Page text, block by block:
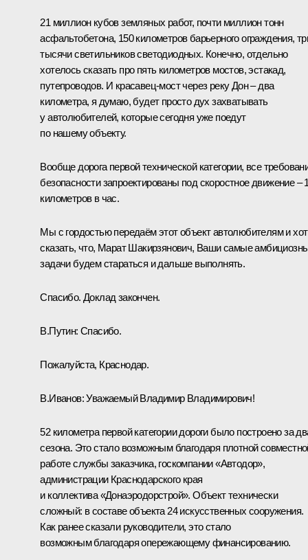
21 миллион кубов земляных работ, почти миллион тонн
асфальтобетона, 150 километров барьерного ограждения,
тысячи светильников светодиодных. Конечно, отдельно
хотелось сказать про пять километров мостов, эстакад,
путепроводов. И красавец-мост через реку Дон – два
километра, я думаю, будет просто дух захватывать
у автолюбителей, которые сегодня уже поедут
по нашему объекту.
Вообще дорога первой технической категории, все
безопасности запроектированы под скоростное движение –
километров в час.
Мы с гордостью передаём этот объект автолюбителям и
сказать, что, Марат Шакирзянович, Ваши самые
задачи будем стараться и дальше выполнять.
Спасибо. Доклад закончен.
В.Путин: Спасибо.
Пожалуйста, Краснодар.
В.Иванов:Уважаемый Владимир Владимирович!
52 километра первой категории дороги было построено за
сезона. Это стало возможным благодаря плотной
работе службы заказчика, госкомпании «Автодор»,
администрации Краснодарского края
и коллектива «Донаэродорстрой». Объект технически
сложный: в составе объекта 24 искусственных сооружения.
Как ранее сказали руководители, это стало
возможным благодаря опережающему финансированию.